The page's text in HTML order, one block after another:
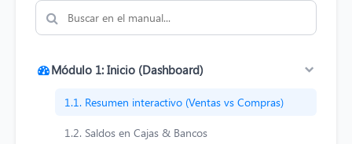
Módulo 1: Inicio (Dashboard)
1.1. Resumen interactivo (Ventas vs Compras)
1.2. Saldos en Cajas & Bancos